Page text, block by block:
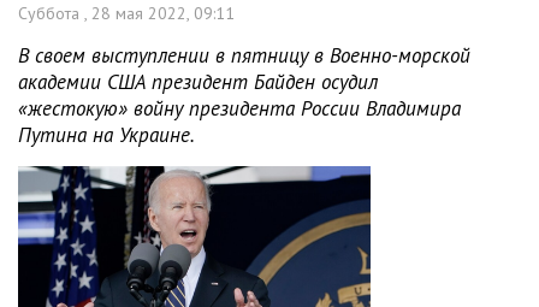
Суббота , 28 мая 2022, 09:11
В своем выступлении в пятницу в Военно-морской
академии США президент Байден осудил
«жестокую» войну президента России Владимира
Путина на Украине.